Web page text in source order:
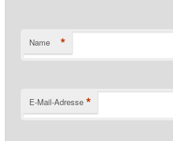
Name *
E-Mail-Adresse *